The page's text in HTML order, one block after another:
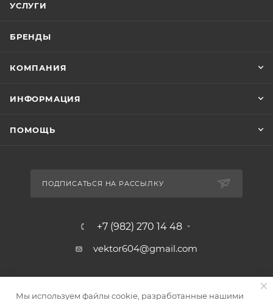
УСЛУГИ
БРЕНДЫ
КОМПАНИЯ
ИНФОРМАЦИЯ
ПОМОЩЬ
ПОДПИСАТЬСЯ НА РАССЫЛКУ
+7 (982) 270 14 48
vektor604@gmail.com
Металлургов 88/5
Мы используем файлы cookie, разработанные нашими